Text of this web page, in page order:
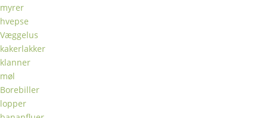
myrer
hvepse
Væggelus
kakerlakker
klanner
møl
Borebiller
lopper